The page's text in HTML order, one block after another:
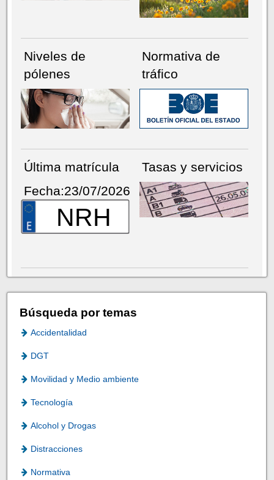
Niveles de
pólenes
Normativa de
tráfico
Última matrícula
Fecha:23/07/2026
NRH
Tasas y servicios
Búsqueda por temas
Accidentalidad
DGT
Movilidad y Medio ambiente
Tecnología
Alcohol y Drogas
Distracciones
Normativa